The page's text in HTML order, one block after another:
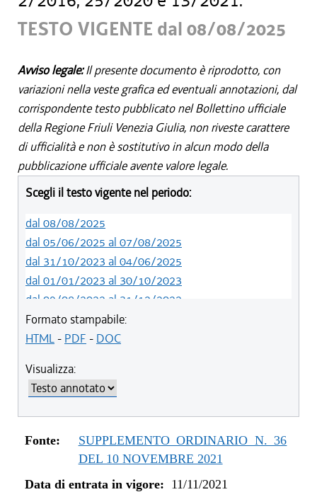
TESTO VIGENTE dal 08/08/2025
Avviso legale:Il presente documento è riprodotto, con
variazioni nella veste grafica ed eventuali annotazioni, dal
corrispondente testo pubblicato nel Bollettino ufficiale
della Regione Friuli Venezia Giulia, non riveste carattere
di ufficialità e non è sostitutivo in alcun modo della
pubblicazione ufficiale avente valore legale.
Scegli il testo vigente nel periodo:
dal 08/08/2025
dal 05/06/2025 al 07/08/2025
dal 31/10/2023 al 04/06/2025
dal 01/01/2023 al 30/10/2023
dal 09/08/2022 al 31/12/2022
dal 11/11/2021 al 08/08/2022
Formato stampabile:
HTML- PDF - DOC
Visualizza:
Fonte:
SUPPLEMENTO ORDINARIO N. 36
DEL 10 NOVEMBRE 2021
Data di entrata in vigore: 11/11/2021